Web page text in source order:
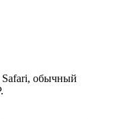
Safari, обычный